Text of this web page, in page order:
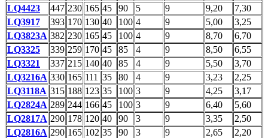
LQ4423
447 230 165 45 90 5 9 9,20
7,30
LQ3917
393 170 130 40 100 4 9 5,00
3,25
LQ3823A 382 230 165 45 100 4 9 8,70
6,70
LQ3325
339 259 170 45 85 4 9 8,50
6,55
LQ3321
337 215 140 40 85 4 9 5,50
3,70
LQ3216A 330 165 111 35 80 4 9 3,23
2,25
LQ3118A 315 188 123 35 100 3 9 4,25
3,17
LQ2824A 289 244 166 45 100 3 9 6,40
5,60
LQ2817A 290 178 120 40 90 3 9 3,35
2,50
LQ2816A 290 165 102 35 90 3 9 2,65 2,20